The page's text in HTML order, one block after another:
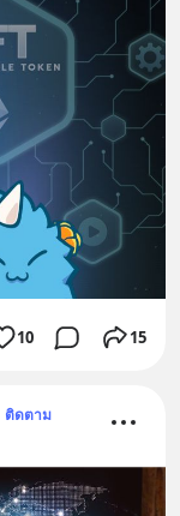
10 15
ติดตาม